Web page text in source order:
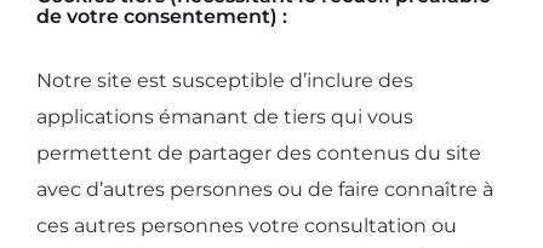
de votre consentement) :
Notre site est susceptible d’inclure des
applications émanant de tiers qui vous
permettent de partager des contenus du site
avec d’autres personnes ou de faire connaître à
ces autres personnes votre consultation ou